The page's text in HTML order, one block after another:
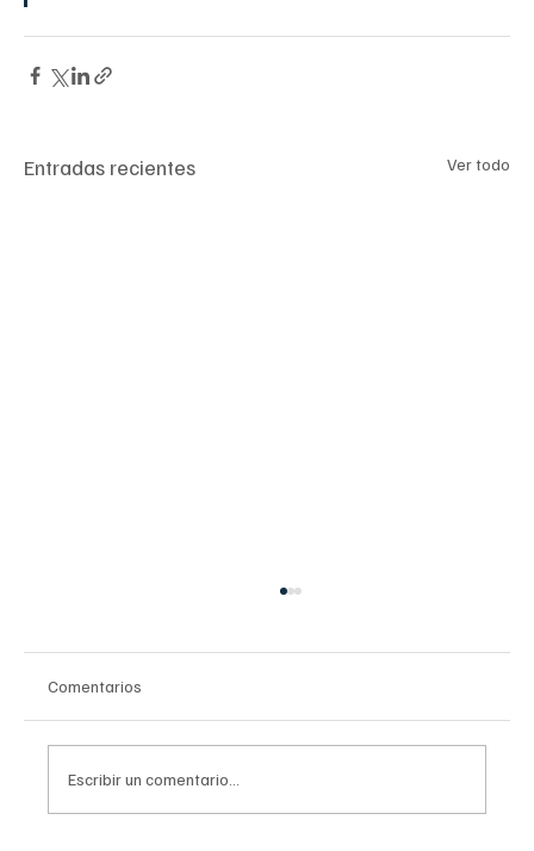
Entradas recientes Ver todo
Comentarios
Escribir un comentario...